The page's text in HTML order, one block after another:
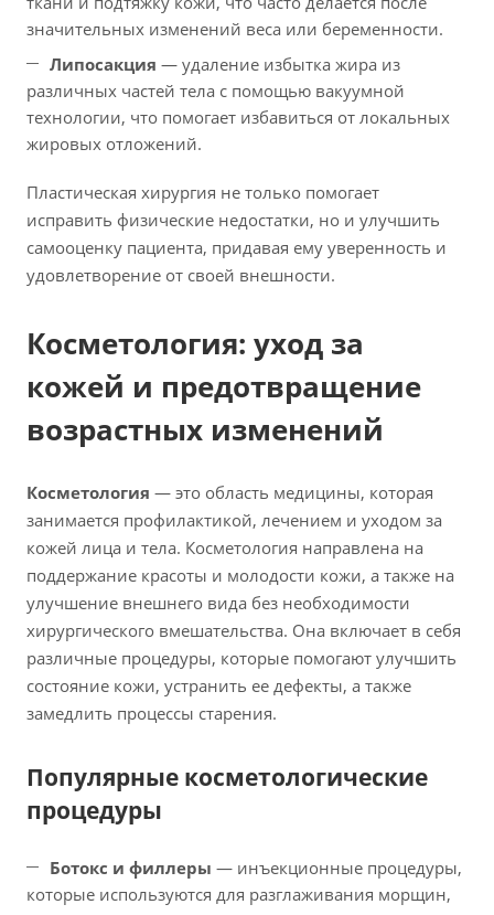
значительных изменений веса или беременности.
Липосакция — удаление избытка жира из
различных частей тела с помощью вакуумной
технологии, что помогает избавиться от локальных
жировых отложений.
Пластическая хирургия не только помогает
исправить физические недостатки, но и улучшить
самооценку пациента, придавая ему уверенность и
удовлетворение от своей внешности.
Косметология: уход за
кожей и предотвращение
возрастных изменений
Косметология — это область медицины, которая
занимается профилактикой, лечением и уходом за
кожей лица и тела. Косметология направлена на
поддержание красоты и молодости кожи, а также на
улучшение внешнего вида без необходимости
хирургического вмешательства. Она включает в себя
различные процедуры, которые помогают улучшить
состояние кожи, устранить ее дефекты, а также
замедлить процессы старения.
Популярные косметологические
процедуры
Ботокс и филлеры — инъекционные процедуры,
которые используются для разглаживания морщин,